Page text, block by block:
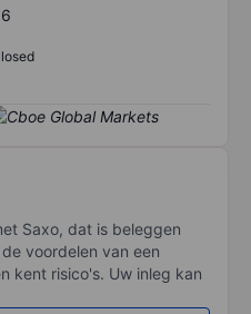
Saxo, dat is beleggen
voordelen van een
kent risico's. Uw inleg kan